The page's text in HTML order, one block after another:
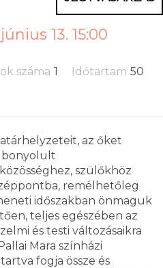
13. 15:00
száma 1 Időtartam 50
az őket
bonyolult
szülőkhöz
remélhetőleg
időszakban önmaguk
teljes egészében az
és testi változásaikra
Mara színházi
fogja össze és